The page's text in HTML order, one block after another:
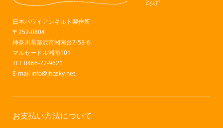
日本ハワイアンキルト製作所
〒252-0804
神奈川県藤沢市湘南台7-53-6
マルセードル湘南101
TEL 0466-77-9621
E-mail info@jhqsky.net
お支払い方法について